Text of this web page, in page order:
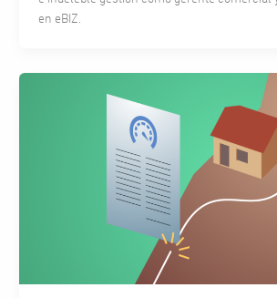
en eBIZ.